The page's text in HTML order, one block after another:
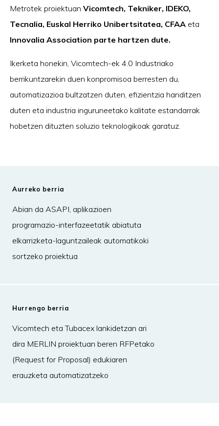
Metrotek proiektuan Vicomtech, Tekniker, IDEKO,
Tecnalia, Euskal Herriko Unibertsitatea, CFAA eta
Innovalia Association parte hartzen dute.
Ikerketa honekin, Vicomtech-ek 4.0 Industriako
berrikuntzarekin duen konpromisoa berresten du,
automatizazioa bultzatzen duten, efizientzia handitzen
duten eta industria inguruneetako kalitate estandarrak
hobetzen dituzten soluzio teknologikoak garatuz.
Aurreko berria
Abian da ASAPI, aplikazioen
programazio-interfazeetatik abiatuta
elkarrizketa-laguntzaileak automatikoki
sortzeko proiektua
Hurrengo berria
Vicomtech eta Tubacex lankidetzan ari
dira MERLIN proiektuan beren RFPetako
(Request for Proposal) edukiaren
erauzketa automatizatzeko